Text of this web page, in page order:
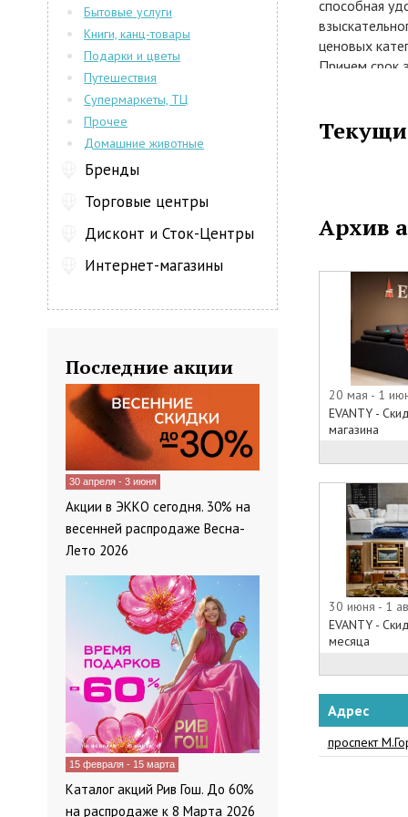
способная
ценовых
Причем срок
лет. Кроме
помещения.
На рынке
своего пути
сегменту,
своих
предложить
помогут
информацию
Официальный
красивый и
благодаря
каталог
информацию
моды,
мебели либо
богатого
каталогах
компании
уверены, что
на главной
Архив
20 мая - 1
EVANTY -
магазина
30 июня - 1
EVANTY -
месяца
Адрес
проспект
Бытовые услуги
Книги, канц-товары
Подарки и цветы
Путешествия
Супермаркеты, ТЦ
Прочее
Домашние животные
Бренды
Торговые центры
Дисконт и Сток-Центры
Интернет-магазины
Последние акции
30 апреля - 3 июня
Акции в ЭККО сегодня. 30% на
весенней распродаже Весна-
Лето 2026
15 февраля - 15 марта
Каталог акций Рив Гош. До 60%
на распродаже к 8 Марта 2026